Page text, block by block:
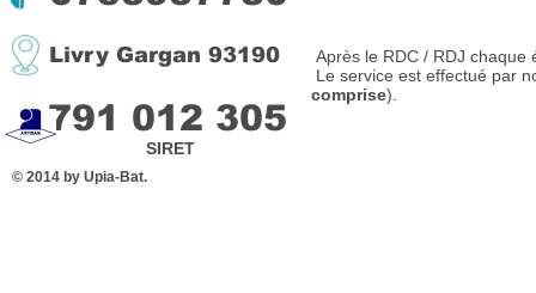
Livry Gargan 93190
SIRET
Après le RDC / RDJ
Le service est effectué par
comprise).
791 012 305
© 2014 by Upia-Bat.